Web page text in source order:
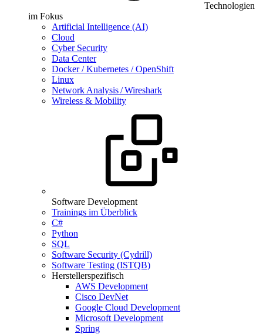
Technologien
im Fokus
Artificial Intelligence (AI)
Cloud
Cyber Security
Data Center
Docker / Kubernetes / OpenShift
Linux
Network Analysis / Wireshark
Wireless & Mobility
Software Development
Trainings im Überblick
C#
Python
SQL
Software Security (Cydrill)
Software Testing (ISTQB)
Herstellerspezifisch
AWS Development
Cisco DevNet
Google Cloud Development
Microsoft Development
Spring